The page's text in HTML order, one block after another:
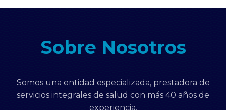
Sobre Nosotros
Somos una entidad especializada, prestadora de
servicios integrales de salud con más 40 años de
experiencia.